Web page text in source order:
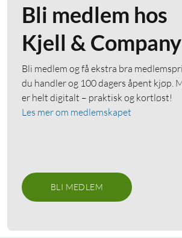
Linocell
Magnetisk Qi2 ladeplate til
bilen 15 W
299 90
Låder mobilen trådløst med
opptil 15 W
Qi2-hurtiglading for iPhone
Nettlager: 100+ st
Ugreen
trådløs
499,-
Qi2-
Bli medlem hos
Kjell & Company
Bli medlem og få ekstra bra
du handler og 100 dagers åpent kjøp.
er helt digitalt – praktisk og kortløst!
Les mer om medlemskapet
BLI MEDLEM